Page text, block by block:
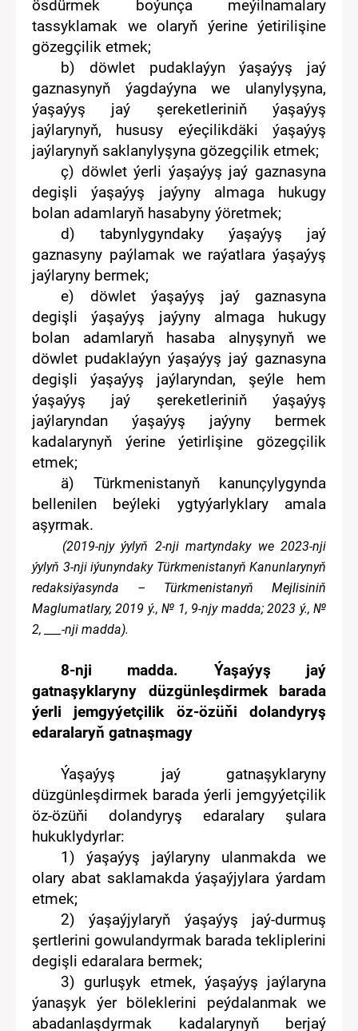
ösdürmek boýunça meýilnamalary
tassyklamak we olaryň ýerine ýetirilişine
gözegçilik etmek;
b) döwletpudaklaýynýaşaýyş jaý
gaznasynyň ýagdaýyna we
ulanylyşyna,
ýaşaýyş jaý şereketleriniňýaşaýyş
jaýlarynyň, hususy eýeçilikdäki ýaşaýyş
jaýlarynyň saklanylyşyna gözegçilik etmek;
ç) döwletýerli ýaşaýyş jaý gaznasyna
degişli ýaşaýyş jaýyny almaga hukugy
bolan adamlaryň hasabyny ýöretmek;
d) tabynlygyndaky ýaşaýyş jaý
gaznasyny paýlamakwe raýatlara ýaşaýyş
jaýlaryny bermek;
e) döwlet ýaşaýyş jaý gaznasyna
degişli ýaşaýyş jaýyny almagahukugy
bolan adamlaryň hasaba alnyşynyň we
döwlet pudaklaýyn ýaşaýyş jaý gaznasyna
degişli ýaşaýyş jaýlaryndan, şeýle hem
ýaşaýyş jaý şereketleriniň ýaşaýyş
jaýlaryndan ýaşaýyş jaýyny bermek
kadalarynyň ýerine ýetirlişine gözegçilik
etmek;
ä) Türkmenistanyň kanunçylygynda
bellenilen beýleki ygtyýarlyklary amala
aşyrmak.
(2019-njyýylyň 2-njimartyndaky we2023-nji
ýylyň 3-nji iýunyndaky Türkmenistanyň Kanunlarynyň
redaksiýasynda – Türkmenistanyň Mejlisiniň
Maglumatlary,2019 ý., № 1, 9-njymadda;2023 ý., №
2, ___-nji madda).
8-nji madda. Ýaşaýyş jaý
gatnaşyklaryny
düzgünleşdirmek barada
ýerli jemgyýetçilik öz-özüňi dolandyryş
edaralaryň gatnaşmagy
Ýaşaýyş jaý gatnaşyklaryny
düzgünleşdirmek barada ýerli jemgyýetçilik
öz-özüňi dolandyryş edaralary şulara
hukuklydyrlar:
1) ýaşaýyş jaýlaryny ulanmakda we
o lary abat saklamakdaýaşaýjylara ýardam
etmek;
2) ýaşaýjylaryň ýaşaýyş
jaý-durmuş
şertlerini gowulandyrmak barada tekliplerini
degişli edaralara bermek;
3) gurluşyk etmek, ýaşaýyş jaýlaryna
ýanaşyk ýer böleklerini peýdalanmakwe
abadanlaşdyrmak
kadalarynyň berjaý